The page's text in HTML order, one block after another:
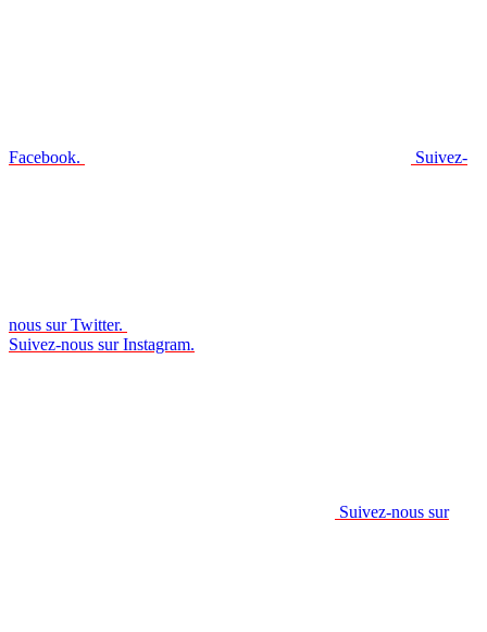
Facebook. Suivez-
nous sur Twitter.
Suivez-nous sur Instagram.
Suivez-nous sur